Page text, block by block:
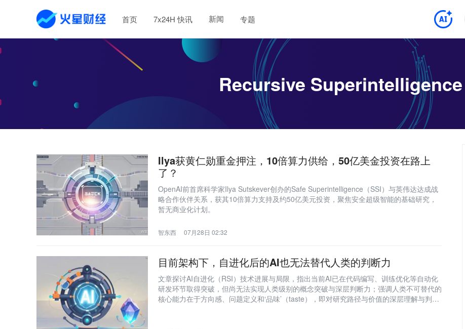
首页 7x24H 快讯 新闻 专题
Recursive Superintelligence
Ilya获黄仁勋重金押注，10倍算力供给，50亿美金投资在路上
了？
OpenAI前首席科学家Ilya Sutskever创办的Safe Superintelligence（SSI）与英伟达达成战
略合作伙伴关系，获其10倍算力支持及约50亿美元投资，聚焦安全超级智能的基础研究，
暂无商业化计划。
智东西 07月28日 02:32
目前架构下，自进化后的AI也无法替代人类的判断力
文章探讨AI自进化（RSI）技术进展与局限，指出当前AI已在代码编写、训练优化等自动化
研发环节取得突破，但尚无法实现人类级别的概念突破与深层判断力；强调人类不可替代的
核心能力在于方向感、问题定义和‘品味’（taste），即对研究路径与价值的深层理解与判